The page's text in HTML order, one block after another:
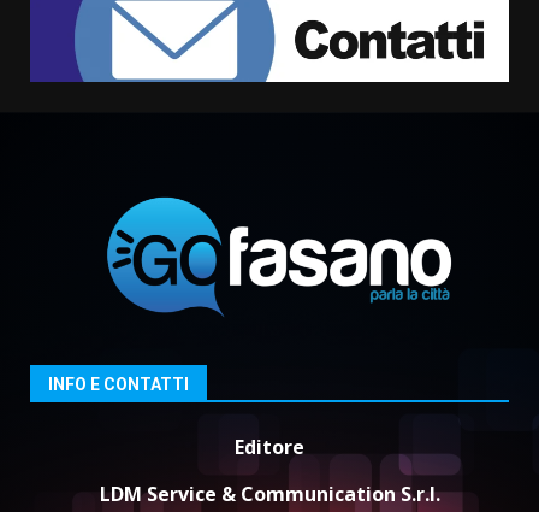
1
cittadina di Fratelli d’Italia,
pronta a tornare in Consiglio
comunale
condivisa della Villetta di
Laureto
6 Agosto 2026 06:20
3
La magia del Minareto e la prima
Serie D, l’Us Fasano è escluso
dal campionato
INFO E CONTATTI
Editore
LDM Service & Communication S.r.l.